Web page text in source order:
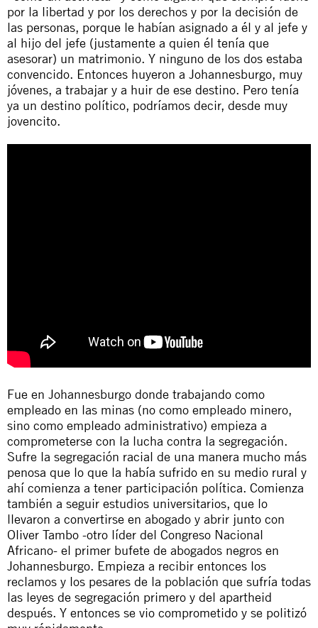
por la libertad y por los derechos y por la decisión de
las personas, porque le habían asignado a él y al jefe y
al hijo del jefe (justamente a quien él tenía que
asesorar) un matrimonio. Y ninguno de los dos estaba
convencido. Entonces huyeron a Johannesburgo, muy
jóvenes, a trabajar y a huir de ese destino. Pero tenía
ya un destino político, podríamos decir, desde muy
jovencito.
Fue en Johannesburgo donde trabajando como
empleado en las minas (no como empleado minero,
sino como empleado administrativo) empieza a
comprometerse con la lucha contra la segregación.
Sufre la segregación racial de una manera mucho más
penosa que lo que la había sufrido en su medio rural y
ahí comienza a tener participación política. Comienza
también a seguir estudios universitarios, que lo
llevaron a convertirse en abogado y abrir junto con
Oliver Tambo -otro líder del Congreso Nacional
Africano- el primer bufete de abogados negros en
Johannesburgo. Empieza a recibir entonces los
reclamos y los pesares de la población que sufría todas
las leyes de segregación primero y del apartheid
después. Y entonces se vio comprometido y se politizó